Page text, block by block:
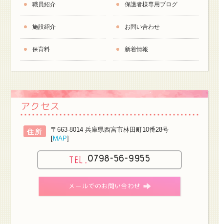
職員紹介
施設紹介
保育料
保護者様専用ブログ
お問い合わせ
新着情報
アクセス
住所
〒663-8014 兵庫県西宮市林田町10番28号
[MAP]
0798-56-9955
メールでのお問い合わせ